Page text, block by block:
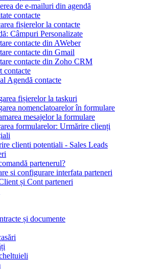
de e-mailuri din agendă
contacte
fișierelor la contacte
Câmpuri Personalizate
contacte din AWeber
contacte din Gmail
contacte din Zoho CRM
contacte
Agendă contacte
fișierelor la taskuri
nomenclatoarelor în formulare
mesajelor la formulare
formularelor: Urmărire clienți
clienti potentiali - Sales Leads
partenerul?
si configurare interfata parteneri
și Cont parteneri
și documente